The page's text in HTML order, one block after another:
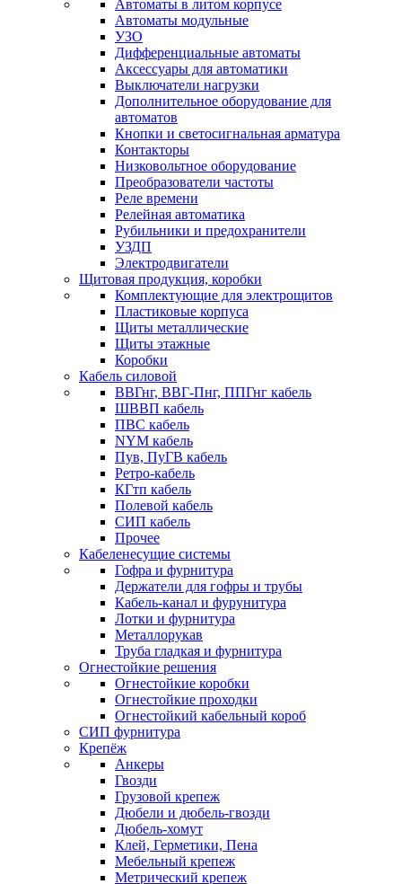
Автоматы в литом корпусе
Автоматы модульные
УЗО
Дифференциальные автоматы
Аксессуары для автоматики
Выключатели нагрузки
Дополнительное оборудование для
автоматов
Кнопки и светосигнальная арматура
Контакторы
Низковольтное оборудование
Преобразователи частоты
Реле времени
Релейная автоматика
Рубильники и предохранители
УЗДП
Электродвигатели
Щитовая продукция, коробки
Комплектующие для электрощитов
Пластиковые корпуса
Щиты металлические
Щиты этажные
Коробки
Кабель силовой
ВВГнг, ВВГ-Пнг, ППГнг кабель
ШВВП кабель
ПВС кабель
NYM кабель
Пув, ПуГВ кабель
Ретро-кабель
КГтп кабель
Полевой кабель
СИП кабель
Прочее
Кабеленесущие системы
Гофра и фурнитура
Держатели для гофры и трубы
Кабель-канал и фурунитура
Лотки и фурнитура
Металлорукав
Труба гладкая и фурнитура
Огнестойкие решения
Огнестойкие коробки
Огнестойкие проходки
Огнестойкий кабельный короб
СИП фурнитура
Крепёж
Анкеры
Гвозди
Грузовой крепеж
Дюбели и дюбель-гвозди
Дюбель-хомут
Клей, Герметики, Пена
Мебельный крепеж
Метрический крепеж